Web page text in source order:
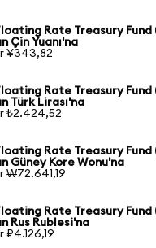
Rate Treasury Fund
Çin Yuanı'na
¥343,82
Rate Treasury Fund
Türk Lirası'na
₺2.424,52
Rate Treasury Fund
Güney Kore Wonu'na
₩72.641,19
Rate Treasury Fund
Rus Rublesi'na
₽4.126,19